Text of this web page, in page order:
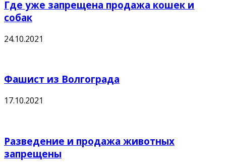
Где уже запрещена продажа кошек и
собак
24.10.2021
Фашист из Волгограда
17.10.2021
Разведение и продажа животных
запрещены